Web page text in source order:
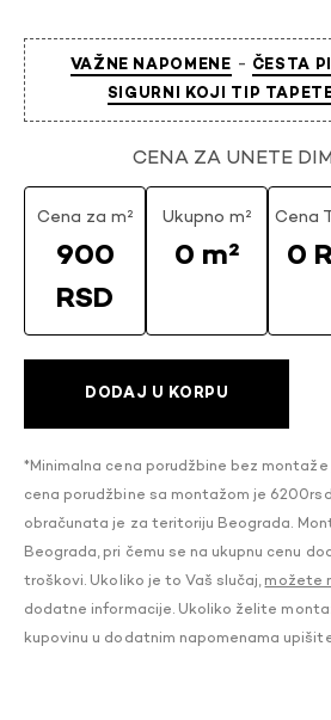
VAŽNE NAPOMENE - ČESTA
SIGURNI KOJI TIP
CENA ZA UNETE
Cena za m²
900
RSD
Ukupno m²
0 m²
Cena
0
DODAJ U KORPU
*Minimalna cena porudžbine bez montaže
cena porudžbine sa montažom je
obračunata je za teritoriju Beograda.
Beograda, pri čemu se na ukupnu cenu
troškovi. Ukoliko je to Vaš slučaj, možete
dodatne informacije. Ukoliko želite
kupovinu u dodatnim napomenama